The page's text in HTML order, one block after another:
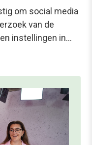
om social media
van de
instellingen in…